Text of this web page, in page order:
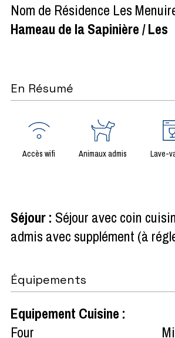
Nom de Résidence Les
Hameau de la Sapinière / Les
En Résumé
Accès wifi Animaux admis Lave-
Séjour: Séjour avec coin
admis avec supplément (à
Équipements
Equipement Cuisine :
Four